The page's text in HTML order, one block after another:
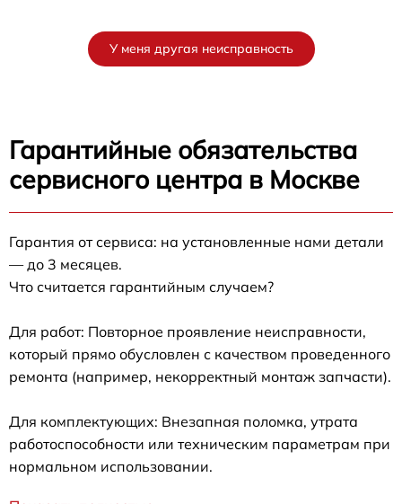
У меня другая неисправность
Гарантийные обязательства
сервисного центра в Москве
Гарантия от сервиса: на установленные нами детали
— до 3 месяцев.
Что считается гарантийным случаем?
Для работ: Повторное проявление неисправности,
который прямо обусловлен с качеством проведенного
ремонта (например, некорректный монтаж запчасти).
Для комплектующих: Внезапная поломка, утрата
работоспособности или техническим параметрам при
нормальном использовании.